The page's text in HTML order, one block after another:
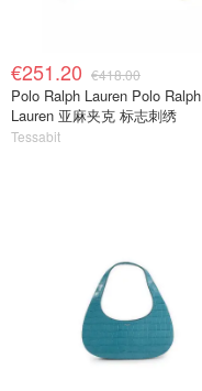
€251.20 €418.00
Polo Ralph Lauren Polo Ralph
Lauren 亚麻夹克 标志刺绣
Tessabit